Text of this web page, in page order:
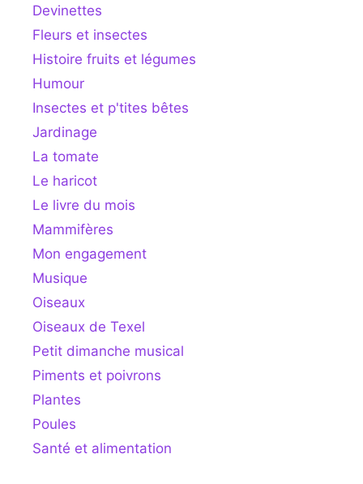
Devinettes
Fleurs et insectes
Histoire fruits et légumes
Humour
Insectes et p'tites bêtes
Jardinage
La tomate
Le haricot
Le livre du mois
Mammifères
Mon engagement
Musique
Oiseaux
Oiseaux de Texel
Petit dimanche musical
Piments et poivrons
Plantes
Poules
Santé et alimentation